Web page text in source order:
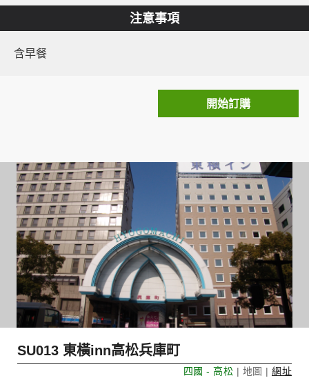
注意事項
含早餐
開始訂購
SU013 東橫inn高松兵庫町
四國 - 高松 | 地圖 | 網址